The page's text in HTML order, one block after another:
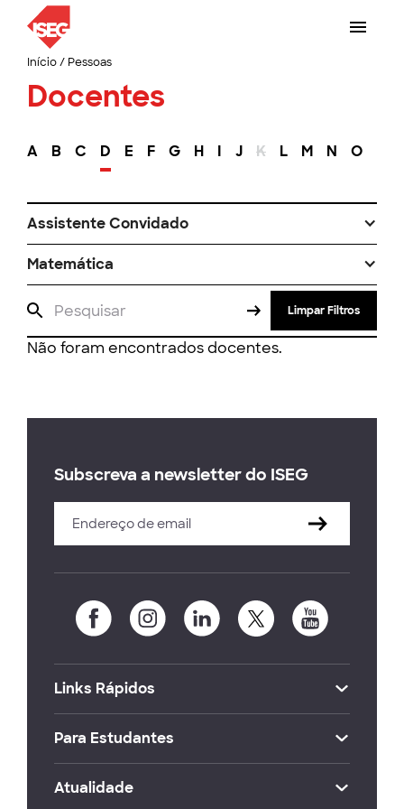
Início/ Pessoas
Docentes
A B C D E F G H I J K L M N O
Assistente Convidado
Matemática
Limpar Filtros
Não foram encontrados docentes.
Subscreva a newsletter do ISEG
Links Rápidos
Para Estudantes
Atualidade